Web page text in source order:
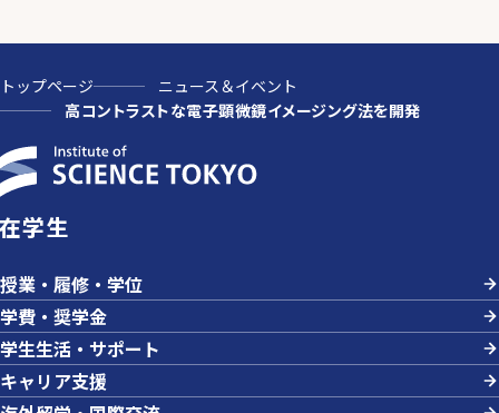
トップページ
ニュース＆イベント
高コントラストな電子顕微鏡イメージング法を開発
在学生
授業・履修・学位
学費・奨学金
学生生活・サポート
キャリア支援